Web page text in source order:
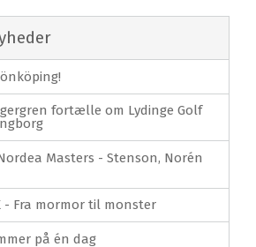
fortælle om Lydinge Golf
Masters - Stenson, Norén
- Fra mormor til monster
på én dag